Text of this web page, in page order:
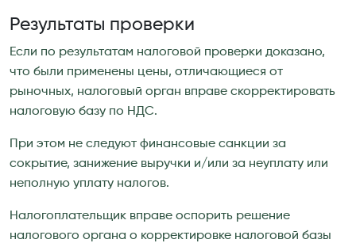
Результаты проверки
Если по результатам налоговой проверки доказано,
что были применены цены, отличающиеся от
рыночных, налоговый орган вправе скорректировать
налоговую базу по НДС.
При этом не следуют финансовые санкции за
сокрытие, занижение выручки и/или за неуплату или
неполную уплату налогов.
Налогоплательщик вправе оспорить решение
налогового органа о корректировке налоговой базы